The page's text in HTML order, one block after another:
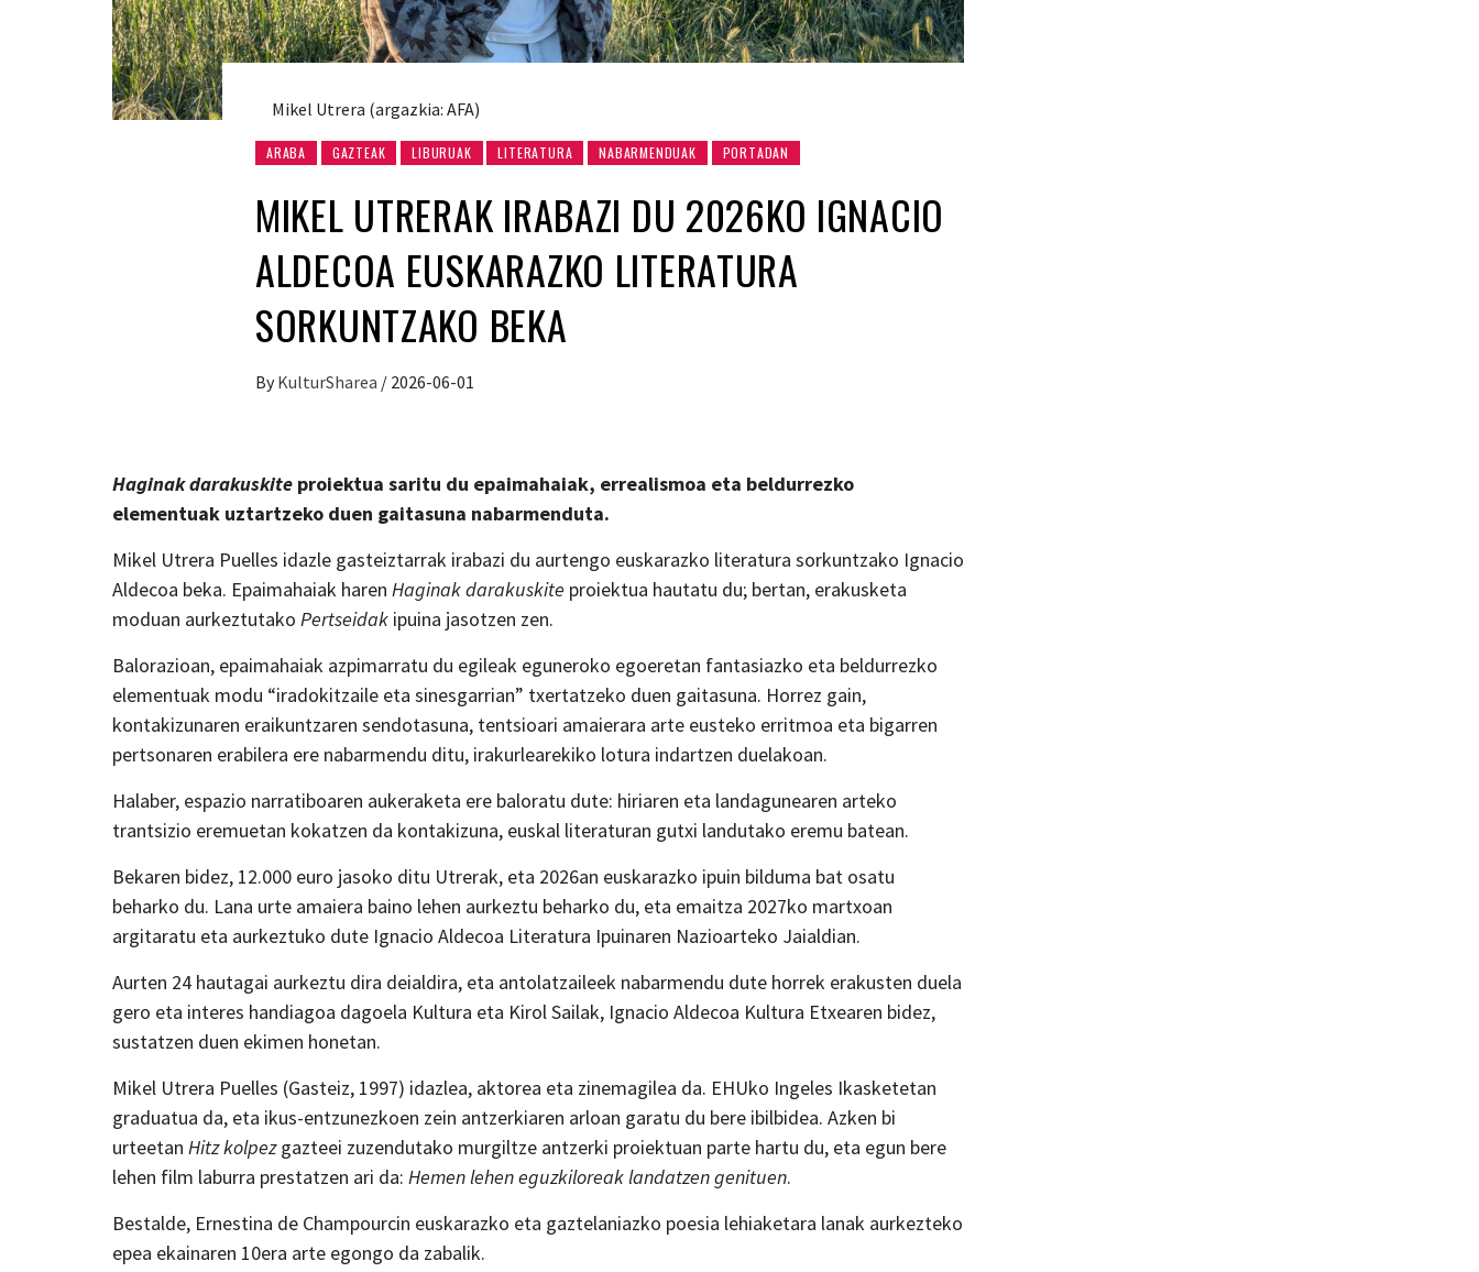
Mikel Utrera (argazkia: AFA)
ARABA GAZTEAK LIBURUAK LITERATURA NABARMENDUAK PORTADAN
MIKEL UTRERAK IRABAZI DU 2026KO IGNACIO
ALDECOA EUSKARAZKO LITERATURA
SORKUNTZAKO BEKA
By KulturSharea / 2026-06-01
Haginak darakuskite proiektua saritu du epaimahaiak, errealismoa eta beldurrezko
elementuak uztartzeko duen gaitasuna nabarmenduta.
Mikel Utrera Puelles idazle gasteiztarrak irabazi du aurtengo euskarazko literatura sorkuntzako Ignacio
Aldecoa beka. Epaimahaiak haren Haginak darakuskite proiektua hautatu du; bertan, erakusketa
moduan aurkeztutako Pertseidak ipuina jasotzen zen.
Balorazioan, epaimahaiak azpimarratu du egileak eguneroko egoeretan fantasiazko eta beldurrezko
elementuak modu “iradokitzaile eta sinesgarrian” txertatzeko duen gaitasuna. Horrez gain,
kontakizunaren eraikuntzaren sendotasuna, tentsioari amaierara arte eusteko erritmoa eta bigarren
pertsonaren erabilera ere nabarmendu ditu, irakurlearekiko lotura indartzen duelakoan.
Halaber, espazio narratiboaren aukeraketa ere baloratu dute: hiriaren eta landagunearen arteko
trantsizio eremuetan kokatzen da kontakizuna, euskal literaturan gutxi landutako eremu batean.
Bekaren bidez, 12.000 euro jasoko ditu Utrerak, eta 2026an euskarazko ipuin bilduma bat osatu
beharko du. Lana urte amaiera baino lehen aurkeztu beharko du, eta emaitza 2027ko martxoan
argitaratu eta aurkeztuko dute Ignacio Aldecoa Literatura Ipuinaren Nazioarteko Jaialdian.
Aurten 24 hautagai aurkeztu dira deialdira, eta antolatzaileek nabarmendu dute horrek erakusten duela
gero eta interes handiagoa dagoela Kultura eta Kirol Sailak, Ignacio Aldecoa Kultura Etxearen bidez,
sustatzen duen ekimen honetan.
Mikel Utrera Puelles (Gasteiz, 1997) idazlea, aktorea eta zinemagilea da. EHUko Ingeles Ikasketetan
graduatua da, eta ikus-entzunezkoen zein antzerkiaren arloan garatu du bere ibilbidea. Azken bi
urteetan Hitz kolpezgazteei zuzendutako murgiltze antzerki proiektuan parte hartu du, eta egun bere
lehen film laburra prestatzen ari da: Hemen lehen eguzkiloreak landatzen genituen.
Bestalde, Ernestina de Champourcin euskarazko eta gaztelaniazko poesia lehiaketara lanak aurkezteko
epea ekainaren 10era arte egongo da zabalik.